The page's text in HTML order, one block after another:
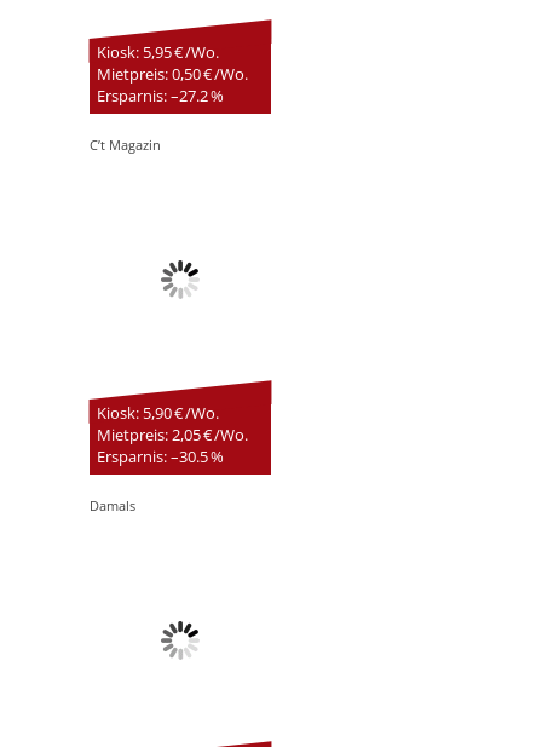
Kiosk: 5,95 € /Wo.
Mietpreis: 0,50 € /Wo.
Ersparnis: –27.2 %
C’t Magazin
Kiosk: 5,90 € /Wo.
Mietpreis: 2,05 € /Wo.
Ersparnis: –30.5 %
Damals